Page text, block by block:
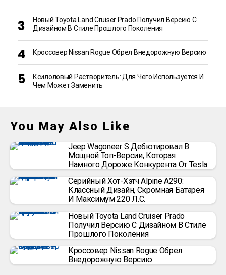
Новый Toyota Land Cruiser Prado Получил Версию С
Дизайном В Стиле Прошлого Поколения
Кроссовер Nissan Rogue Обрел Внедорожную Версию
Ксилоловый Растворитель: Для Чего Используется И
Чем Может Заменить
You May Also Like
Jeep Wagoneer S Дебютировал В
Мощной Топ-Версии, Которая
Намного Дороже Конкурента От Tesla
Серийный Хот-Хэтч Alpine A290:
Классный Дизайн, Скромная Батарея
И Максимум 220 Л.с.
Новый Toyota Land Cruiser Prado
Получил Версию С Дизайном В Стиле
Прошлого Поколения
Кроссовер Nissan Rogue Обрел
Внедорожную Версию